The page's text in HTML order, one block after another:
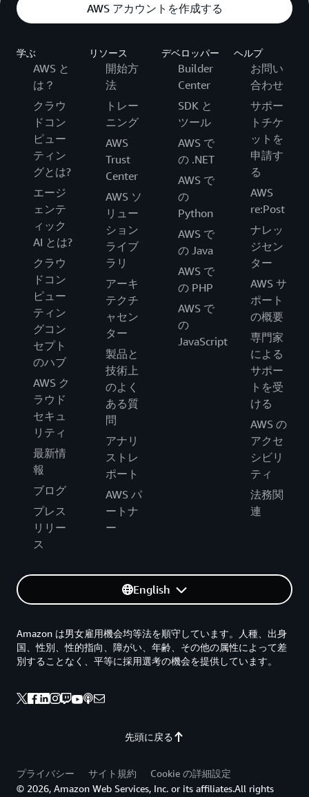
AWS アカウントを作成する
学ぶ
AWS と
は？
クラウ
ドコン
ピュー
ティン
グとは?
エージ
ェンテ
ィック
AI とは?
クラウ
ドコン
ピュー
ティン
グコン
セプト
のハブ
AWS ク
ラウド
セキュ
リティ
最新情
報
ブログ
プレス
リリー
ス
リソース
開始方
法
トレー
ニング
AWS
Trust
Center
AWS ソ
リュー
ション
ライブ
ラリ
アーキ
テクチ
ャセン
ター
製品と
技術上
のよく
ある質
問
アナリ
ストレ
ポート
AWS パ
ートナ
ー
デベロッパー
Builder
Center
SDK と
ツール
AWS で
の .NET
AWS で
の
Python
AWS で
の Java
AWS で
の PHP
AWS で
の
JavaScript
ヘルプ
お問い
合わせ
サポー
トチケ
ットを
申請す
る
AWS
re:Post
ナレッ
ジセン
ター
AWS サ
ポート
の概要
専門家
による
サポー
トを受
ける
AWS の
アクセ
シビリ
ティ
法務関
連
English
先頭に戻る
Amazon は男女雇用機会均等法を順守しています。人種、出身
国、性別、性的指向、障がい、年齢、その他の属性によって差
別することなく、平等に採用選考の機会を提供しています。
プライバシー サイト規約
Cookie の詳細設定
© 2026, Amazon Web Services, Inc. or its affiliates.All rights